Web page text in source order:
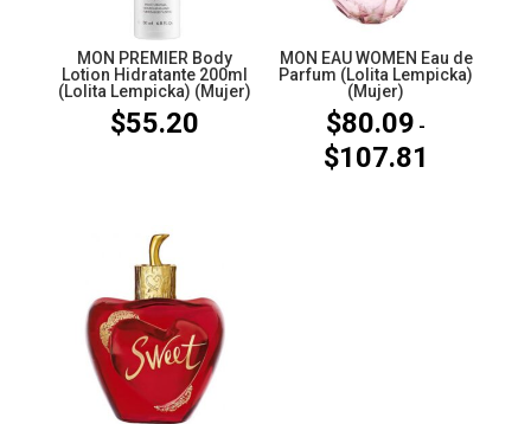
MON PREMIER Body
Lotion Hidratante 200ml
(Lolita Lempicka) (Mujer)
$55.20
MON EAU WOMEN Eau de
Parfum (Lolita Lempicka)
(Mujer)
$80.09 -
$107.81